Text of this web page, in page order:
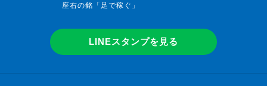
座右の銘「足で稼ぐ」
LINEスタンプを見る